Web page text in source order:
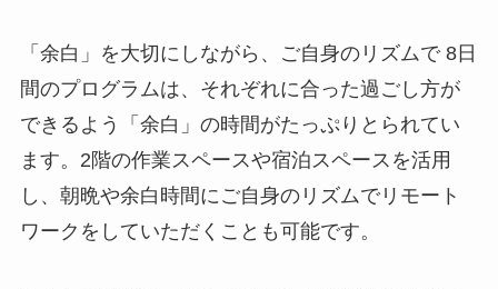
「余白」を大切にしながら、ご自身のリズムで 8日
間のプログラムは、それぞれに合った過ごし方が
できるよう「余白」の時間がたっぷりとられてい
ます。2階の作業スペースや宿泊スペースを活用
し、朝晩や余白時間にご自身のリズムでリモート
ワークをしていただくことも可能です。